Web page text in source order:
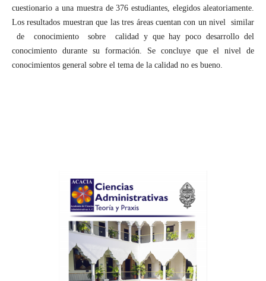
cuestionario a una muestra de 376 estudiantes, elegidos aleatoriamente.
Los resultados muestran que las tres áreas cuentan con un nivel similar
de conocimiento sobre calidad y que hay poco desarrollo del
conocimiento durante su formación. Se concluye que el nivel de
conocimientos general sobre el tema de la calidad no es bueno.